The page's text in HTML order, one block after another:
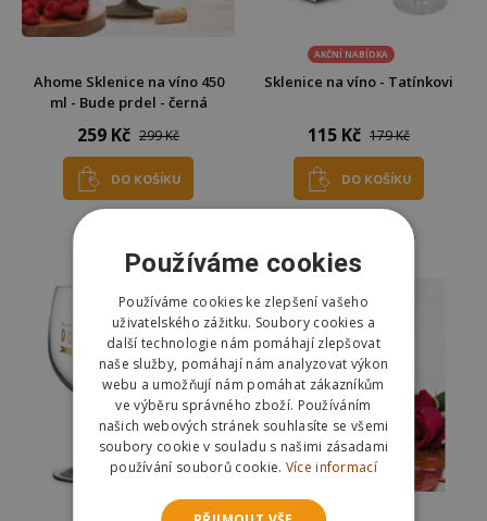
Ahome Sklenice na víno 450
ml - Bude prdel - černá
259 Kč 299 Kč
DO KOŠÍKU
Odešleme
AKČNÍ NABÍDKA
Sklenice na víno - Tatínkovi
115 Kč 179 Kč
DO KOŠÍKU
pozítří
Používáme cookies
Používáme cookies ke zlepšení vašeho
uživatelského zážitku. Soubory cookies a
další technologie nám pomáhají zlepšovat
naše služby, pomáhají nám analyzovat výkon
webu a umožňují nám pomáhat zákazníkům
ve výběru správného zboží. Používáním
našich webových stránek souhlasíte se všemi
soubory cookie v souladu s našimi zásadami
používání souborů cookie. Více informací